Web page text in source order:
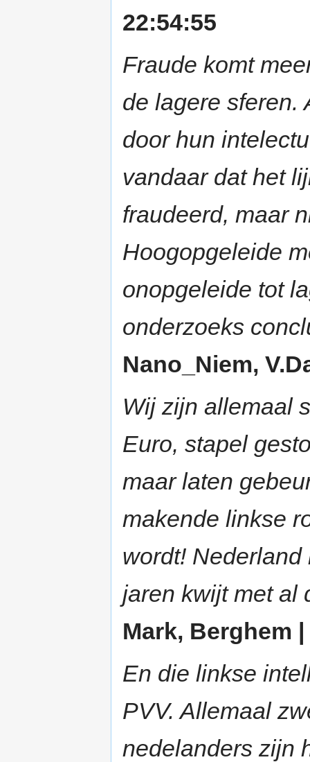
22:54:55
Fraude komt
de lagere sferen.
door hun
vandaar dat het
fraudeerd, maar
Hoogopgeleide
onopgeleide tot
onderzoeks
Nano_Niem,
Wij zijn allemaal
Euro, stapel
maar laten
makende linkse
wordt!
jaren kwijt met al
Mark, Berghem
En die linkse
PVV. Allemaal
nedelanders zijn